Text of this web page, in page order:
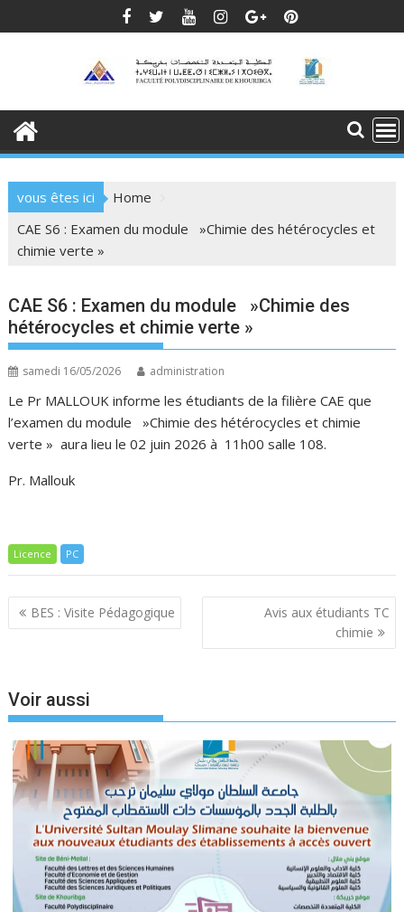
to
vous êtes ici
Home
CAE S6 : Examen du module »Chimie des hétérocycles et
chimie verte »
CAE S6 : Examen du module »Chimie des
hétérocycles et chimie verte »
samedi 16/05/2026 administration
Le Pr MALLOUK informe les étudiants de la filière CAE que
l’examen du module »Chimie des hétérocycles et chimie
verte » aura lieu le 02 juin 2026 à 11h00 salle 108.
Pr. Mallouk
Licence PC
Navigation
de
BES : Visite Pédagogique
Avis aux étudiants TC
chimie
Voir aussi